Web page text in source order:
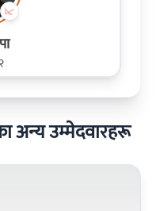
अन्य उम्मेदवारहरू